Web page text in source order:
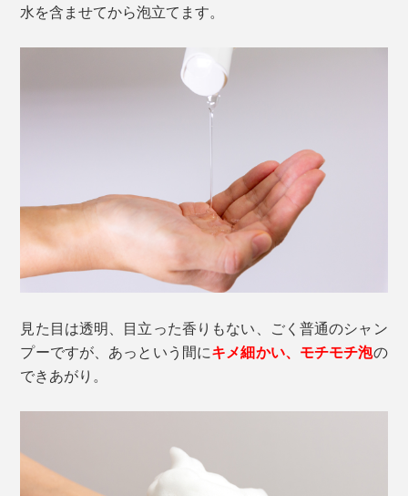
水を含ませてから泡立てます。
見た目は透明、目立った香りもない、ごく普通のシャン
プーですが、あっという間にキメ細かい、モチモチ泡の
できあがり。